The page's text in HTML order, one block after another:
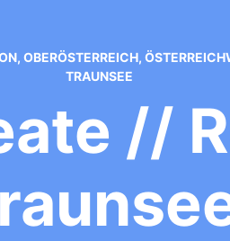
, OBERÖSTERREICH,
TRAUNSEE
//